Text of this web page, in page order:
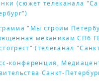
(сюжет телеканала
"Мы строим
механикам СПб
(телеканал
конференция,
Санкт-